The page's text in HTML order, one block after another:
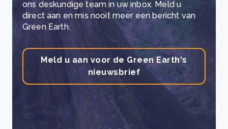
ons deskundige team in uw inbox. Meld u
direct aan en mis nooit meer een bericht van
Green Earth.
Meld u aan voor de Green Earth's
nieuwsbrief